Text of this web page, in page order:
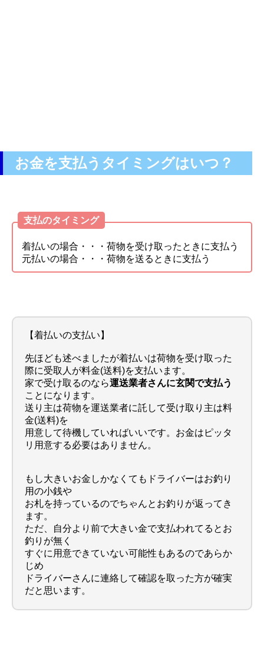
お金を支払うタイミングはいつ？
支払のタイミング
着払いの場合・・・荷物を受け取ったときに支払う
元払いの場合・・・荷物を送るときに支払う
【着払いの支払い】
先ほども述べましたが着払いは荷物を受け取った
際に受取人が料金(送料)を支払います。
家で受け取るのなら運送業者さんに玄関で支払う
ことになります。
送り主は荷物を運送業者に託して受け取り主は料
金(送料)を
用意して待機していればいいです。お金はピッタ
リ用意する必要はありません。
もし大きいお金しかなくてもドライバーはお釣り
用の小銭や
お札を持っているのでちゃんとお釣りが返ってき
ます。
ただ、自分より前で大きい金で支払われてるとお
釣りが無く
すぐに用意できていない可能性もあるのであらか
じめ
ドライバーさんに連絡して確認を取った方が確実
だと思います。